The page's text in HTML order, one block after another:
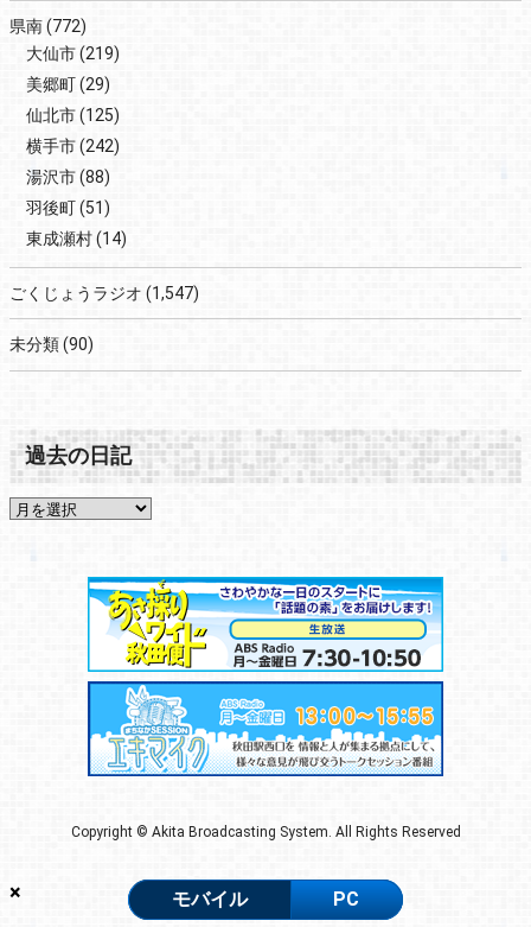
×
県南(772)
大仙市(219)
美郷町(29)
仙北市(125)
横手市(242)
湯沢市(88)
羽後町(51)
東成瀬村(14)
ごくじょうラジオ (1,547)
未分類(90)
過去の日記
Copyright © Akita Broadcasting System. All Rights Reserved
モバイル PC